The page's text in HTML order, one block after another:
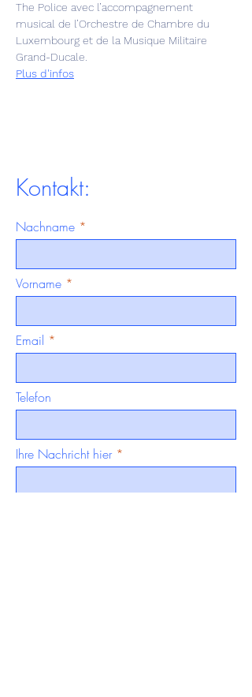
The Police avec l’accompagnement
musical de l’Orchestre de Chambre du
Luxembourg et de la Musique Militaire
Grand-Ducale.
Plus d'infos
Kontakt:
Nachname
Vorname
Email
Telefon
Ihre Nachricht hier